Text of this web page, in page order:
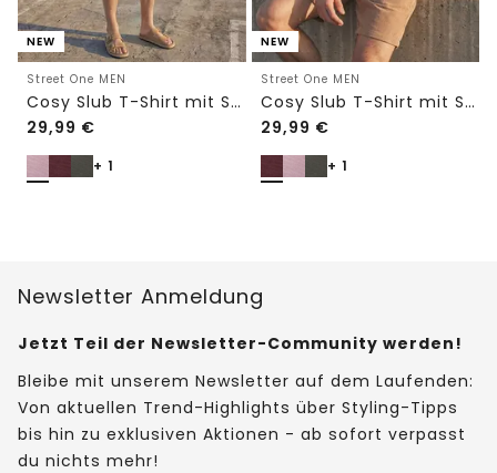
NEW
Street One MEN
Cosy Slub T-Shirt mit Struktur
29,99 €
+ 1
NEW
Street One MEN
Cosy Slub T-Shirt mit Struktur
29,99 €
+ 1
Newsletter Anmeldung
Jetzt Teil der Newsletter-Community werden!
Bleibe mit unserem Newsletter auf dem Laufenden:
Von aktuellen Trend-Highlights über Styling-Tipps
bis hin zu exklusiven Aktionen - ab sofort verpasst
du nichts mehr!